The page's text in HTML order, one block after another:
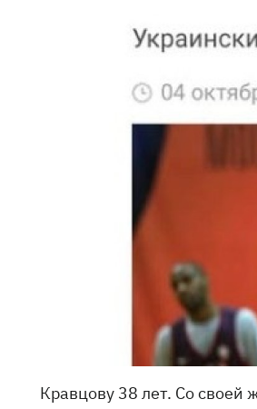
Кравцову 38 лет. Со своей